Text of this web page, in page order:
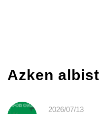
Azken
2026/07/13